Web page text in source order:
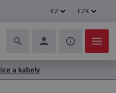
CZ CZK
a kabely